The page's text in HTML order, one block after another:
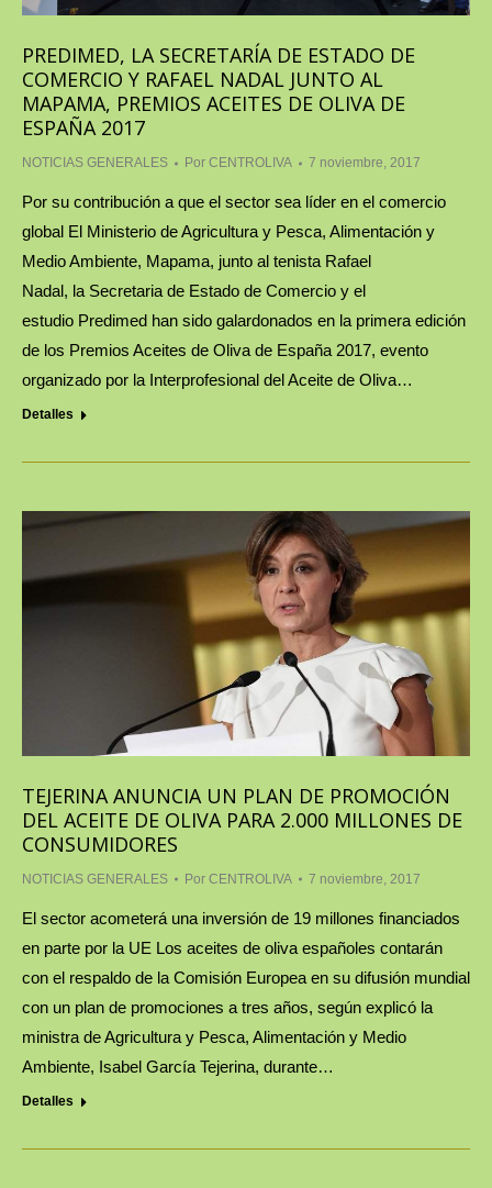
PREDIMED, LA SECRETARÍA DE ESTADO DE
COMERCIO Y RAFAEL NADAL JUNTO AL
MAPAMA, PREMIOS ACEITES DE OLIVA DE
ESPAÑA 2017
NOTICIAS GENERALES Por CENTROLIVA 7 noviembre, 2017
Por su contribución a que el sector sea líder en el comercio
global El Ministerio de Agricultura y Pesca, Alimentación y
Medio Ambiente, Mapama, junto al tenista Rafael
Nadal, la Secretaria de Estado de Comercio y el
estudio Predimed han sido galardonados en la primera edición
de los Premios Aceites de Oliva de España 2017, evento
organizado por la Interprofesional del Aceite de Oliva…
Detalles
TEJERINA ANUNCIA UN PLAN DE PROMOCIÓN
DEL ACEITE DE OLIVA PARA 2.000 MILLONES DE
CONSUMIDORES
NOTICIAS GENERALES Por CENTROLIVA 7 noviembre, 2017
El sector acometerá una inversión de 19 millones financiados
en parte por la UE Los aceites de oliva españoles contarán
con el respaldo de la Comisión Europea en su difusión mundial
con un plan de promociones a tres años, según explicó la
ministra de Agricultura y Pesca, Alimentación y Medio
Ambiente, Isabel García Tejerina, durante…
Detalles